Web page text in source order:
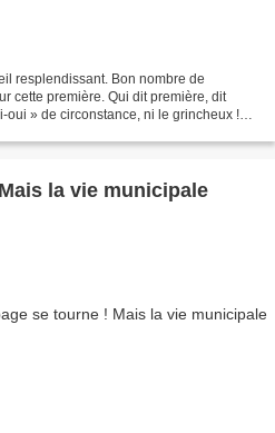
resplendissant. Bon nombre de
cette première. Qui dit première, dit
» de circonstance, ni le grincheux !
la vie municipale